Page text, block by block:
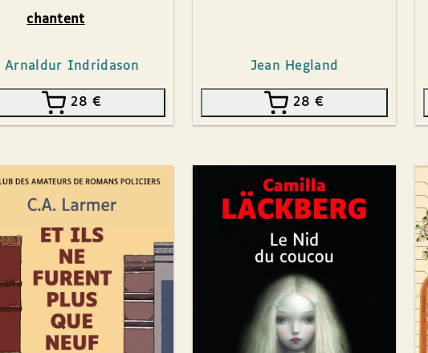
chantent
Arnaldur Indridason
28€
Jean Hegland
28€